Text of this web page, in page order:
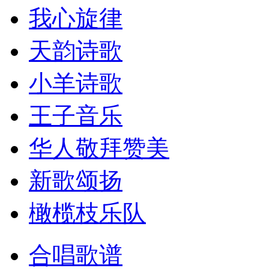
我心旋律
天韵诗歌
小羊诗歌
王子音乐
华人敬拜赞美
新歌颂扬
橄榄枝乐队
合唱歌谱